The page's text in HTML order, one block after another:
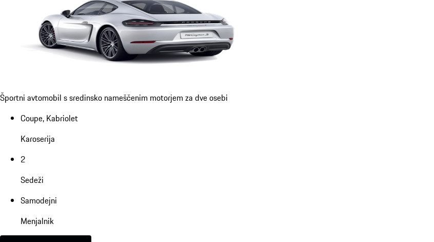
Športni avtomobil s sredinsko nameščenim motorjem za dve osebi
Coupe, Kabriolet
Karoserija
2
Sedeži
Samodejni
Menjalnik